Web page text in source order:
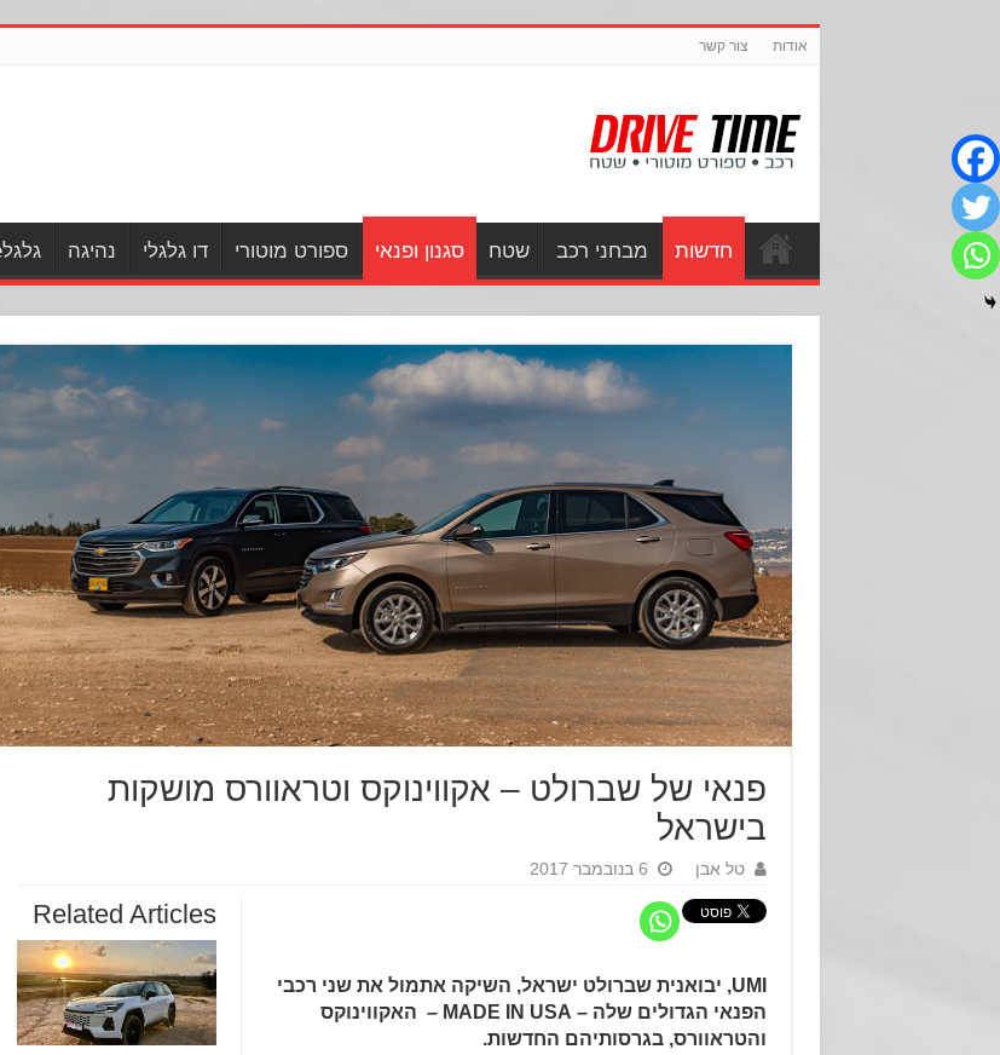
אודות צור קשר
חדשות מבחני רכב שטח סגנון ופנאי ספורט מוטורי דו גלגלי נהיגה גלגלLove
פנאי של שברולט – אקווינוקס וטראוורס מושקות
בישראל
טל אבן 6 בנובמבר 2017
Related Articles
UMI, יבואנית שברולט ישראל, השיקה אתמול את שני רכבי
הפנאי הגדולים שלה – MADE IN USA – האקווינוקס
והטראוורס, בגרסותיהם החדשות.